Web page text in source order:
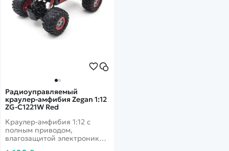
Радиоуправляемый
краулер-амфибия Zegan 1:12
ZG-C1221W Red
Краулер-амфибия 1:12 с
полным приводом,
влагозащитой электроники